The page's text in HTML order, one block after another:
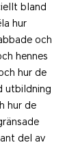
bland
hur
och
hennes
hur de
utbildning
hur de
del av